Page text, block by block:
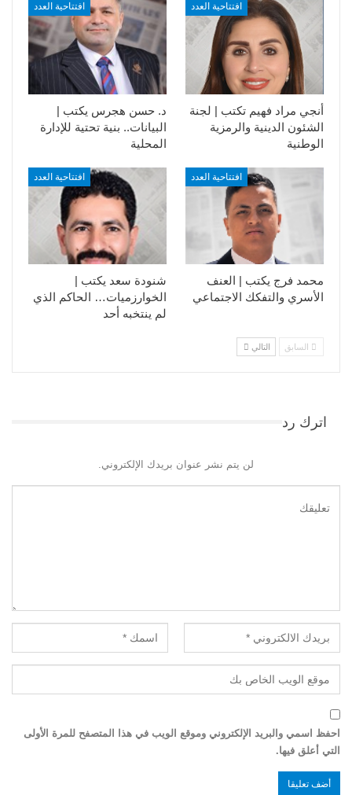
افتتاحية العدد
د. حسن هجرس يكتب |
البيانات.. بنية تحتية للإدارة
المحلية
افتتاحية العدد
أنجي مراد فهيم تكتب | لجنة
الشئون الدينية والرمزية
الوطنية
افتتاحية العدد
شنودة سعد يكتب |
الخوارزميات… الحاكم الذي
لم ينتخبه أحد
افتتاحية العدد
محمد فرج يكتب | العنف
الأسري والتفكك الاجتماعي
السابق التالي
اترك رد
لن يتم نشر عنوان بريدك الإلكتروني.
احفظ اسمي والبريد الإلكتروني وموقع الويب في هذا المتصفح للمرة الأولى
التي أعلق فيها.